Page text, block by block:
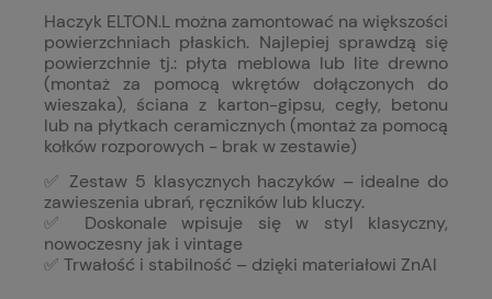
Haczyk ELTON.L można zamontować na większości
powierzchniach płaskich. Najlepiej sprawdzą się
powierzchnie tj.: płyta meblowa lub lite drewno
(montaż za pomocą wkrętów dołączonych do
wieszaka), ściana z karton-gipsu, cegły, betonu
lub na płytkach ceramicznych (montaż za pomocą
kołków rozporowych - brak w zestawie)
✅ Zestaw 5 klasycznych haczyków – idealne do
zawieszenia ubrań, ręczników lub kluczy.
✅ Doskonale wpisuje się w styl klasyczny,
nowoczesny jak i vintage
✅ Trwałość i stabilność – dzięki materiałowi ZnAl